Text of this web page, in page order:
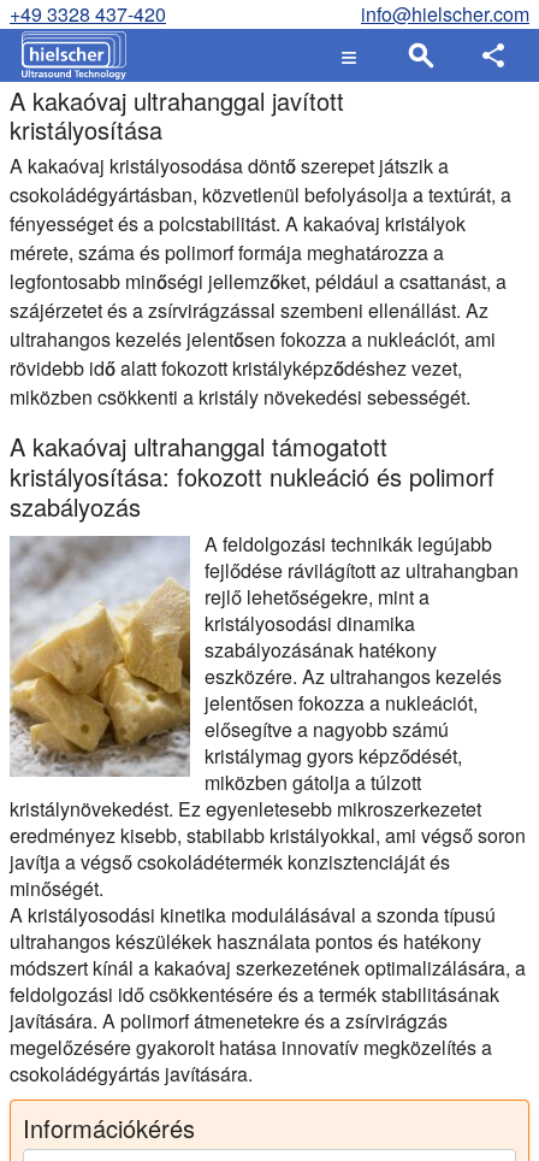
+49 3328 437-420 info@hielscher.com
A kakaóvaj ultrahanggal javított
kristályosítása
A kakaóvaj kristályosodása döntő szerepet játszik a
csokoládégyártásban, közvetlenül befolyásolja a textúrát, a
fényességet és a polcstabilitást. A kakaóvaj kristályok
mérete, száma és polimorf formája meghatározza a
legfontosabb minőségi jellemzőket, például a csattanást, a
szájérzetet és a zsírvirágzással szembeni ellenállást. Az
ultrahangos kezelés jelentősen fokozza a nukleációt, ami
rövidebb idő alatt fokozott kristályképződéshez vezet,
miközben csökkenti a kristály növekedési sebességét.
A kakaóvaj ultrahanggal támogatott
kristályosítása: fokozott nukleáció és polimorf
szabályozás
A feldolgozási technikák legújabb
fejlődése rávilágított az ultrahangban
rejlő lehetőségekre, mint a
kristályosodási dinamika
szabályozásának hatékony
eszközére. Az ultrahangos kezelés
jelentősen fokozza a nukleációt,
elősegítve a nagyobb számú
kristálymag gyors képződését,
miközben gátolja a túlzott
kristálynövekedést. Ez egyenletesebb mikroszerkezetet
eredményez kisebb, stabilabb kristályokkal, ami végső soron
javítja a végső csokoládétermék konzisztenciáját és
minőségét.
A kristályosodási kinetika modulálásával a szonda típusú
ultrahangos készülékek használata pontos és hatékony
módszert kínál a kakaóvaj szerkezetének optimalizálására, a
feldolgozási idő csökkentésére és a termék stabilitásának
javítására. A polimorf átmenetekre és a zsírvirágzás
megelőzésére gyakorolt hatása innovatív megközelítés a
csokoládégyártás javítására.
Információkérés